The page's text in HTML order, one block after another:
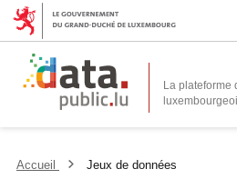
La plateforme
Accueil Jeux de données